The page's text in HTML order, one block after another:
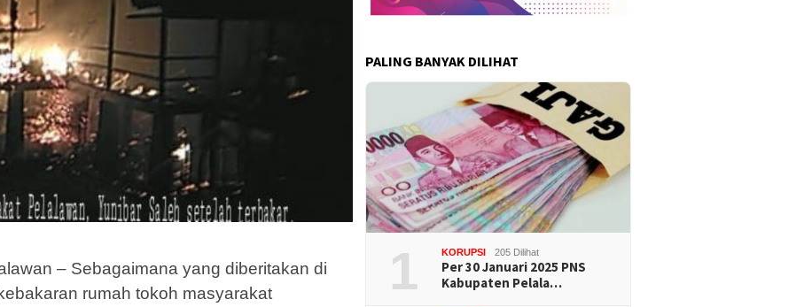
– Sebagaimana yang diberitakan di
rumah tokoh masyarakat
PALING BANYAK DILIHAT
1 KORUPSI 205 Dilihat
Per 30 Januari 2025 PNS
Kabupaten Pelala…